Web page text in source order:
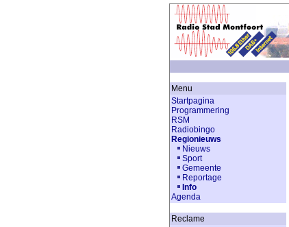
Menu
Startpagina
Programmering
RSM
Radiobingo
Regionieuws
Nieuws
Sport
Gemeente
Reportage
Info
Agenda
Reclame